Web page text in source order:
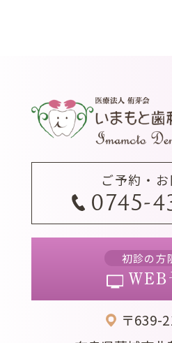
ご予約・
0745-
初診の方
WEB
〒639-